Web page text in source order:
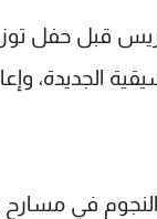
كريس قبل ​حفل
في مسارح